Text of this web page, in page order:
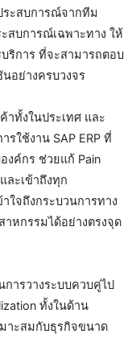
ระสบการณ์จากทีม
สบการณ์เฉพาะทาง ให้
ริการ ที่จะสามารถตอบ
อย่างครบวงจร
าทั้งในประเทศ และ
รใช้งาน SAP ERP ที่
งค์กร ช่วยแก้ Pain
ละเข้าถึงทุก
ใจถึงกระบวนการทาง
หกรรมได้อย่างตรงจุด
การวางระบบควบคู่ไป
ทั้งในด้าน
าะสมกับธุรกิจขนาด